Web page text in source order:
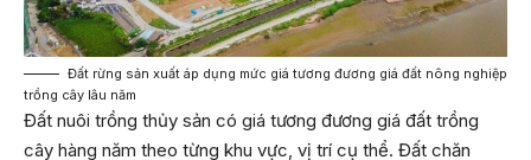
Đất rừng sản xuất áp dụng mức giá tương đương giá đất nông nghiệp
trồng cây lâu năm
Đất nuôi trồng thủy sản có giá tương đương giá đất trồng
cây hàng năm theo từng khu vực, vị trí cụ thể. Đất chăn